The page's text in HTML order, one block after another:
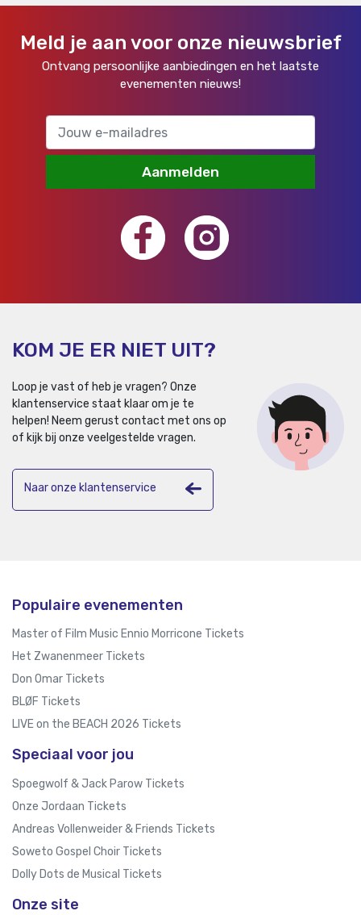
Meld je aan voor onze nieuwsbrief
Ontvang persoonlijke aanbiedingen en het laatste
evenementen nieuws!
Aanmelden
KOM JE ER NIET UIT?
Loop je vast of heb je vragen? Onze
klantenservice staat klaar om je te
helpen! Neem gerust contact met ons op
of kijk bij onze veelgestelde vragen.
Naar onze klantenservice
Populaire evenementen
Master of Film Music Ennio Morricone Tickets
Het Zwanenmeer Tickets
Don Omar Tickets
BLØF Tickets
LIVE on the BEACH 2026 Tickets
Speciaal voor jou
Spoegwolf & Jack Parow Tickets
Onze Jordaan Tickets
Andreas Vollenweider & Friends Tickets
Soweto Gospel Choir Tickets
Dolly Dots de Musical Tickets
Onze site